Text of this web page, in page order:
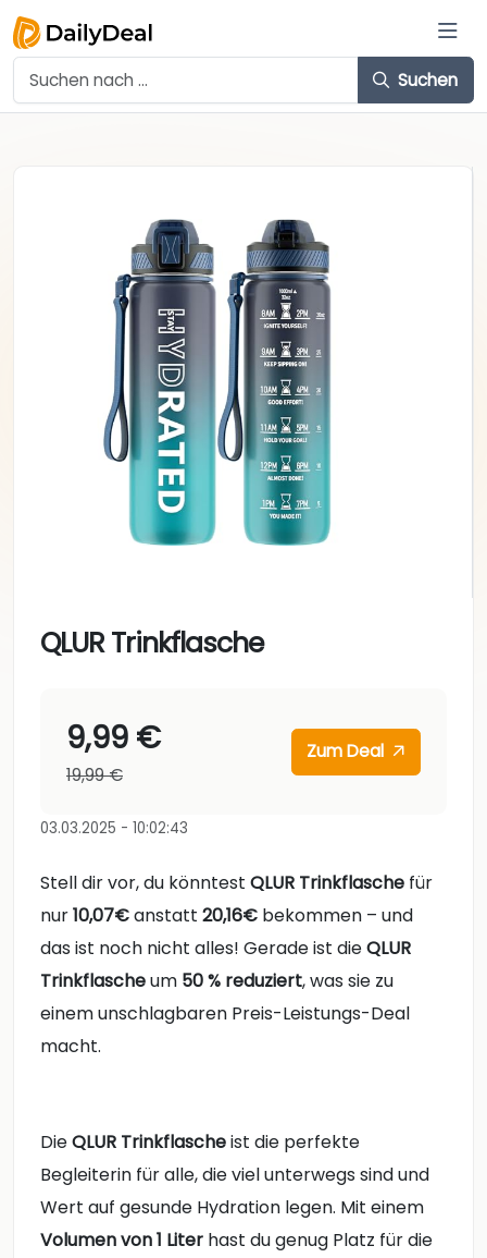
Suchen
QLUR Trinkflasche
9,99 €
19,99 €
Zum Deal
03.03.2025 - 10:02:43
Stell dir vor, du könntest QLUR Trinkflasche für
nur10,07€anstatt 20,16€ bekommen – und
das ist noch nicht alles! Gerade ist dieQLUR
Trinkflascheum 50 % reduziert, was sie zu
einem unschlagbaren Preis-Leistungs-Deal
macht.
DieQLUR Trinkflascheist die perfekte
Begleiterin für alle, die viel unterwegs sind und
Wert auf gesunde Hydration legen. Mit einem
Volumen von 1 Liter hast du genug Platz für die